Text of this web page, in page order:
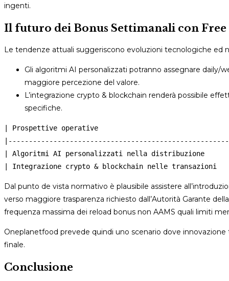
ingenti.
Il futuro dei Bonus Settimanali con Free
Le tendenze attuali suggeriscono evoluzioni tecnologiche ed
Gli algoritmi AI personalizzati potranno assegnare
maggiore percezione del valore.
L’integrazione crypto & blockchain renderà possibile
specifiche.
| Prospettive operative
| Algoritmi AI personalizzati nella distribuzione
Dal punto de vista normativo è plausibile assistere
verso maggiore trasparenza richiesto dall’Autorità Garante
frequenza massima dei reload bonus non AAMS quali limiti
Oneplanetfood prevede quindi uno scenario dove
finale.
Conclusione